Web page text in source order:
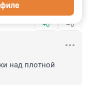
+0 –0
над плотной